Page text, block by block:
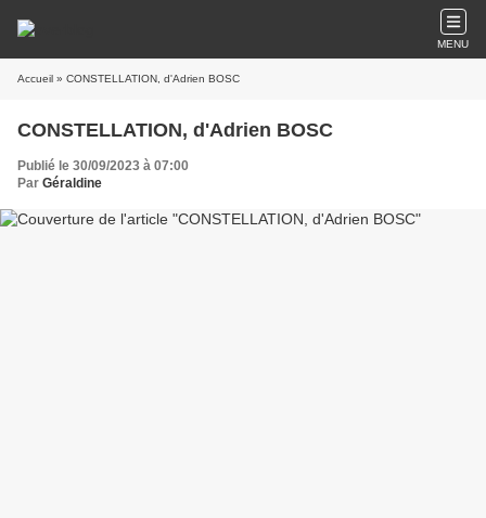
MENU
Accueil » CONSTELLATION, d'Adrien BOSC
CONSTELLATION, d'Adrien BOSC
Publié le 30/09/2023 à 07:00
Par Géraldine